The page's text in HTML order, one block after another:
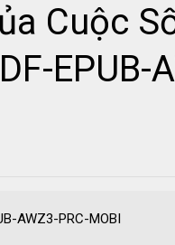
Cuộc
EPUB-
AWZ3-PRC-MOBI